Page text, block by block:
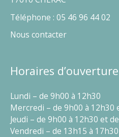
Téléphone : 05 46 96 44 02
Nous contacter
Horaires
Lundi – de 9h00 à 12h30
Mercredi – de 9h00 à 12h30
Jeudi – de 9h00 à 12h30 et
Vendredi – de 13h15 à 17h30